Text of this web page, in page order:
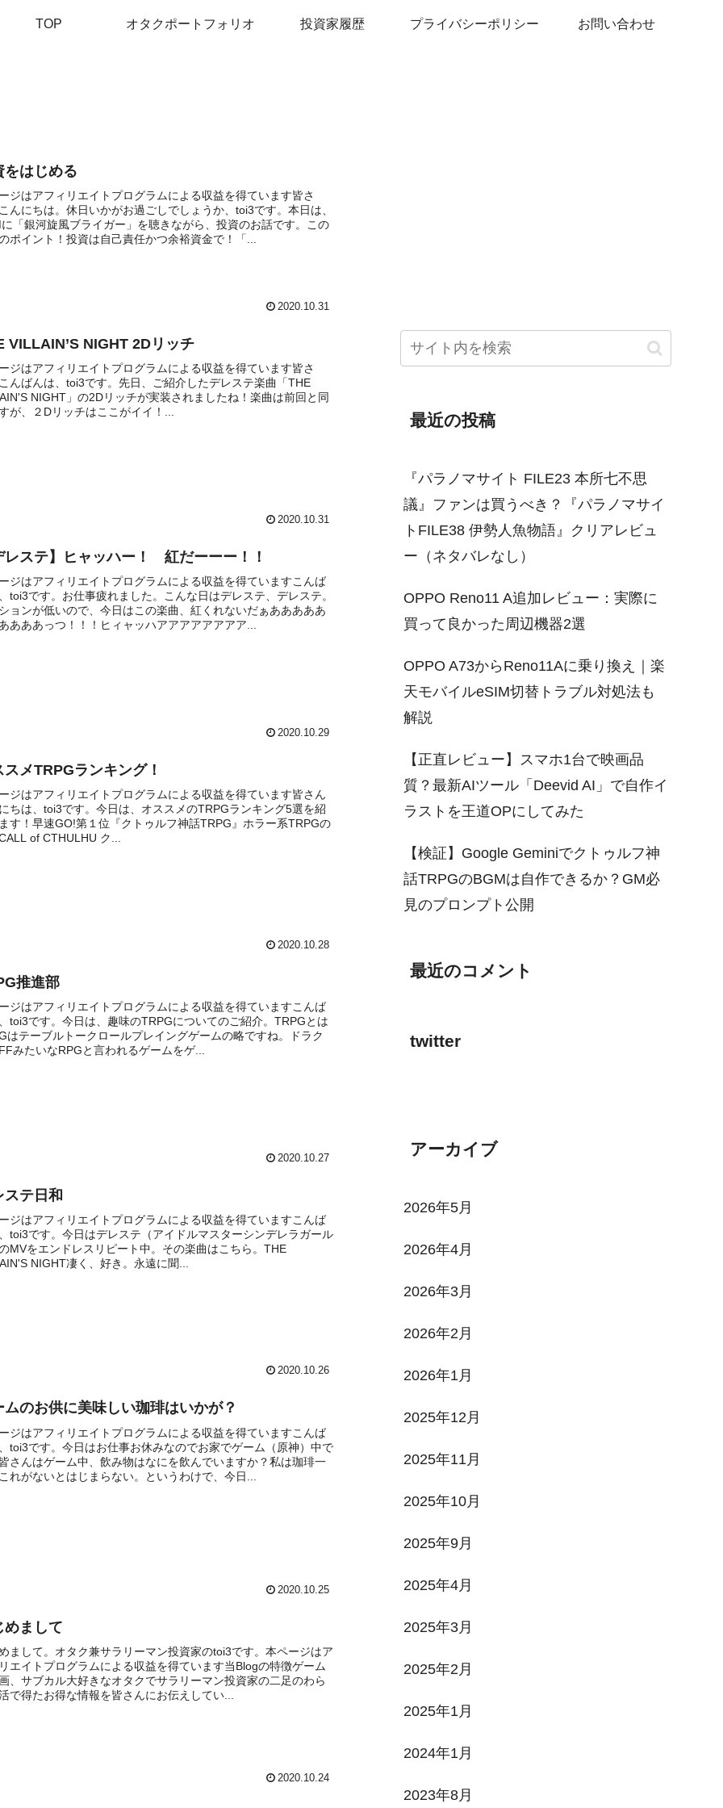
TOP オタクポートフォリオ 投資家履歴 プライバシーポリシー お問い合わせ
をはじめる
ジはアフィリエイトプログラムによる収益を得ています皆さ
んにちは。休日いかがお過ごしでしょうか、toi3です。本日は、
「銀河旋風ブライガー」を聴きながら、投資のお話です。この
ポイント！投資は自己責任かつ余裕資金で！「...
2020.10.31
VILLAIN’S NIGHT 2Dリッチ
ジはアフィリエイトプログラムによる収益を得ています皆さ
んばんは、toi3です。先日、ご紹介したデレステ楽曲「THE
NIGHT」の2Dリッチが実装されましたね！楽曲は前回と同
が、２Dリッチはここがイイ！...
2020.10.31
レステ】ヒャッハー！ 紅だーーー！！
ジはアフィリエイトプログラムによる収益を得ていますこんば
toi3です。お仕事疲れました。こんな日はデレステ、デレステ。
ョンが低いので、今日はこの楽曲、紅くれないだぁあああああ
あああっつ！！！ヒィャッハアアアアアアアア...
2020.10.29
スメTRPGランキング！
ジはアフィリエイトプログラムによる収益を得ています皆さん
ちは、toi3です。今日は、オススメのTRPGランキング5選を紹
す！早速GO!第１位『クトゥルフ神話TRPG』ホラー系TRPGの
of CTHULHU ク...
2020.10.28
推進部
ジはアフィリエイトプログラムによる収益を得ていますこんば
toi3です。今日は、趣味のTRPGについてのご紹介。TRPGとは
はテーブルトークロールプレイングゲームの略ですね。ドラク
みたいなRPGと言われるゲームをゲ...
2020.10.27
ステ日和
ジはアフィリエイトプログラムによる収益を得ていますこんば
toi3です。今日はデレステ（アイドルマスターシンデレラガール
MVをエンドレスリピート中。その楽曲はこちら。THE
NIGHT凄く、好き。永遠に聞...
2020.10.26
ムのお供に美味しい珈琲はいかが？
ジはアフィリエイトプログラムによる収益を得ていますこんば
toi3です。今日はお仕事お休みなのでお家でゲーム（原神）中で
さんはゲーム中、飲み物はなにを飲んでいますか？私は珈琲一
れがないとはじまらない。というわけで、今日...
2020.10.25
めまして
まして。オタク兼サラリーマン投資家のtoi3です。本ページはア
エイトプログラムによる収益を得ています当Blogの特徴ゲーム
、サブカル大好きなオタクでサラリーマン投資家の二足のわら
で得たお得な情報を皆さんにお伝えしてい...
2020.10.24
最近の投稿
『パラノマサイト FILE23 本所七不思
議』ファンは買うべき？『パラノマサイ
トFILE38 伊勢人魚物語』クリアレビュ
ー（ネタバレなし）
OPPO Reno11 A追加レビュー：実際に
買って良かった周辺機器2選
OPPO A73からReno11Aに乗り換え｜楽
天モバイルeSIM切替トラブル対処法も
解説
【正直レビュー】スマホ1台で映画品
質？最新AIツール「Deevid AI」で自作イ
ラストを王道OPにしてみた
【検証】Google Geminiでクトゥルフ神
話TRPGのBGMは自作できるか？GM必
見のプロンプト公開
最近のコメント
twitter
アーカイブ
2026年5月
2026年4月
2026年3月
2026年2月
2026年1月
2025年12月
2025年11月
2025年10月
2025年9月
2025年4月
2025年3月
2025年2月
2025年1月
2024年1月
2023年8月